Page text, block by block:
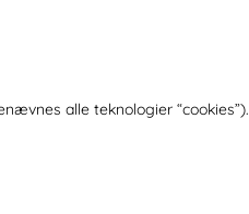
alle teknologier “cookies”).